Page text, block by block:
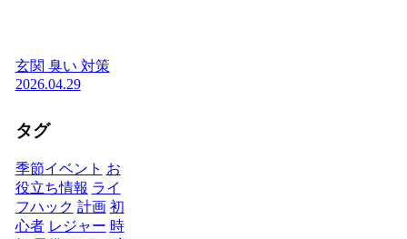
玄関 臭い 対策
2026.04.29
タグ
季節イベント お
役立ち情報 ライ
フハック 計画 初
心者 レジャー 時